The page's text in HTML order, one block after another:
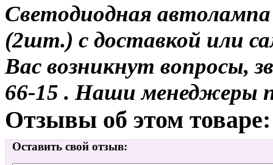
Светодиодная
(2шт.) с доставкой или
Вас возникнут вопросы,
66-15 . Наши менеджеры
Отзывы об этом товаре:
Оставить свой отзыв: